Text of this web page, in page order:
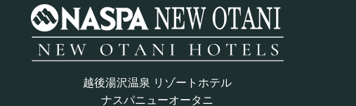
越後湯沢温泉 リゾートホテル
ナスパニューオータニ